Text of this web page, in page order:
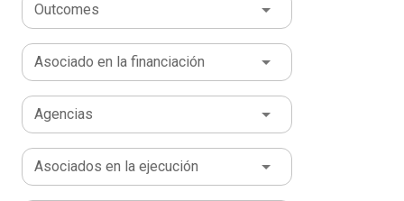
Outcomes
Asociado en la financiación
Agencias
Asociados en la ejecución